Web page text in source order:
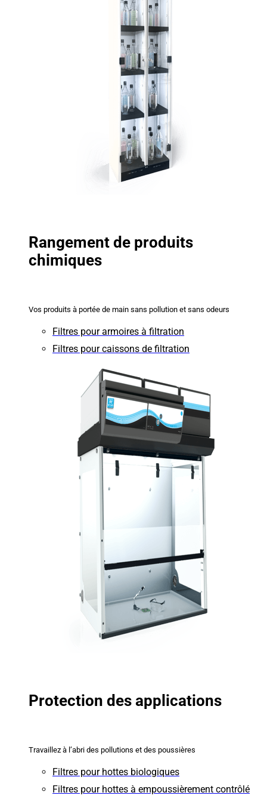
Rangement de produits
chimiques
Vos produits à portée de main sans pollution et sans odeurs
Filtres pour armoires à filtration
Filtres pour caissons de filtration
Protection des applications
Travaillez à l’abri des pollutions et des poussières
Filtres pour hottes biologiques
Filtres pour hottes à empoussièrement contrôlé